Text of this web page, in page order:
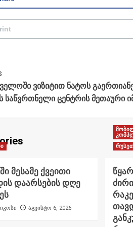
ვიზიტით ნატოს
საწვრთნელი ცენტრის მეთაური
მესამე ქვეითი
დაარსების დღე
აგვისტო 6, 2026